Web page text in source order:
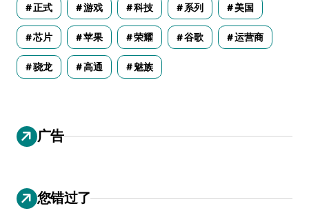
正式 游戏 科技 系列 美国
芯片 苹果 荣耀 谷歌 运营商
骁龙 高通 魅族
广告
您错过了